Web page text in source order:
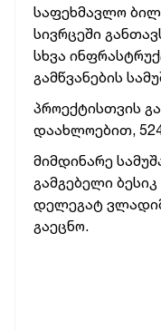
საფეხმავლო
სივრცეში
სხვა
გამწვანების
პროექტისთვის
დაახლოებით,
მიმდინარე
გამგებელი
დელეგატ
გაეცნო.